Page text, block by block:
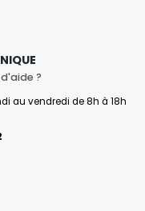
?
au vendredi de 8h à 18h